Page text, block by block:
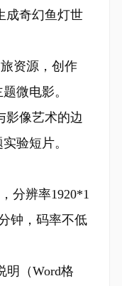
成奇幻鱼灯世
资源，创作
微电影。
影像艺术的边
验短片。
分辨率1920*1
钟，码率不低
明（Word格